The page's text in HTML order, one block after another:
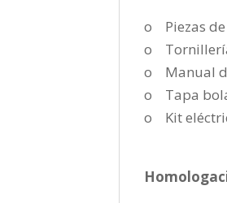
o Piezas
o
o Manual
o Tapa
o Kit